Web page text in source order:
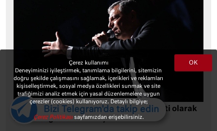
Özgür Özel, Le Monde’a yazdı: Yeni Parti olarak
farklı bir gelecek öneriyoruz
OK
Çerez kullanımı
Deneyiminizi iyileştirmek, tanımlama bilgilerini, sitemizin
doğru şekilde çalışmasını sağlamak, içerikleri ve reklamları
kişiselleştirmek, sosyal medya özellikleri sunmak ve site
trafiğimizi analiz etmek için yasal düzenlemelere uygun
çerezler (cookies) kullanıyoruz. Detaylı bilgiye;
Çerez Politikasısayfamızdan erişebilirsiniz.
Bizi Telegram'da takip edin